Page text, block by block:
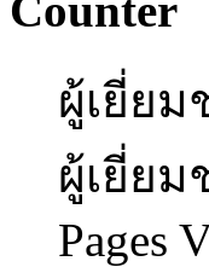
ผู้เยี่ย
ผู้เยี่ย
Pages